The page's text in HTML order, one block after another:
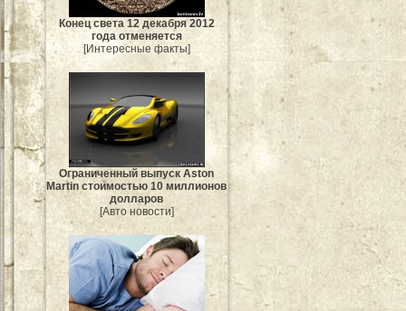
Конец света 12 декабря 2012
года отменяется
[Интересные факты]
Ограниченный выпуск Aston
Martin стоимостью 10 миллионов
долларов
[Авто новости]